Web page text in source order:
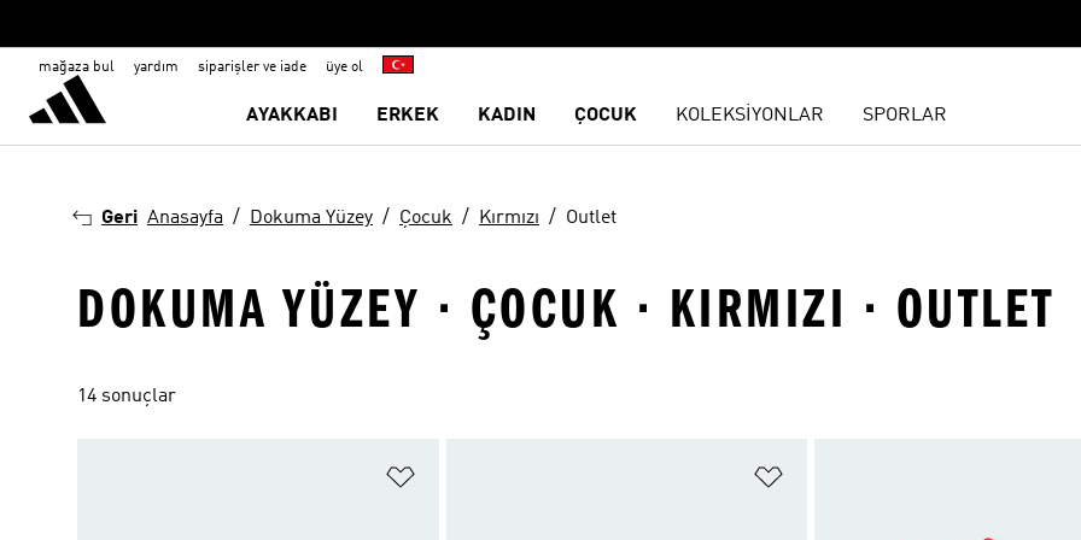
mağaza bul yardım siparişler ve iade üye ol
AYAKKABI ERKEK KADIN ÇOCUK KOLEKSİYONLAR SPORLAR
Geri Anasayfa Dokuma Yüzey Çocuk Kırmızı Outlet
DOKUMA YÜZEY · ÇOCUK · KIRMIZI · OUTLET
14 sonuçlar